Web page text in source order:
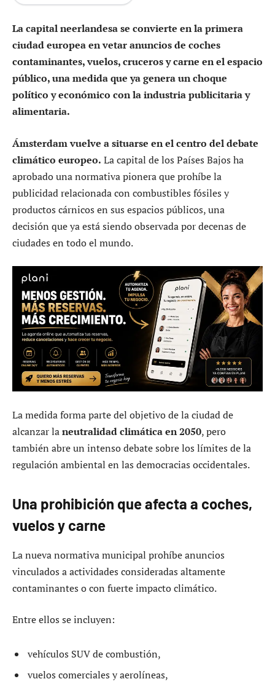
La capital neerlandesa se convierte en la primera
ciudad europea en vetar anuncios de coches
contaminantes, vuelos, cruceros y carne en el espacio
público, una medida que ya genera un choque
político y económico con la industria publicitaria y
alimentaria.
Ámsterdam vuelve a situarse en el centro del debate
climático europeo. La capital de los Países Bajos ha
aprobado una normativa pionera que prohíbe la
publicidad relacionada con combustibles fósiles y
productos cárnicos en sus espacios públicos, una
decisión que ya está siendo observada por decenas de
ciudades en todo el mundo.
La medida forma parte del objetivo de la ciudad de
alcanzar laneutralidad climática en 2050, pero
también abre un intenso debate sobre los límites de la
regulación ambiental en las democracias occidentales.
Una prohibición que afecta a coches,
vuelos y carne
La nueva normativa municipal prohíbe anuncios
vinculados a actividades consideradas altamente
contaminantes o con fuerte impacto climático.
Entre ellos se incluyen:
vehículos SUV de combustión,
vuelos comerciales y aerolíneas,